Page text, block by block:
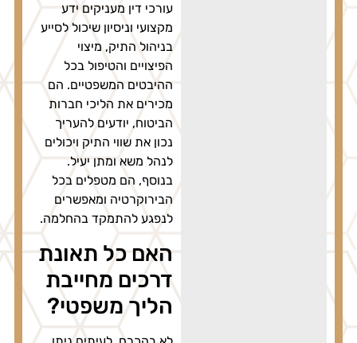
עורכי דין מעניקים ידע
מקצועי וניסיון שיכול לסייע
בניהול התיק, מיצוי
הפיצויים והטיפול בכל
ההיבטים המשפטיים. הם
מכירים את הליכי חברות
הביטוח, יודעים להעריך
נכון את שווי התיק ויכולים
לנהל משא ומתן יעיל.
בנוסף, הם מטפלים בכל
הבירוקרטיה ומאפשרים
לנפגע להתמקד בהחלמה.
האם כל תאונת
דרכים מחייבת
הליך משפטי?